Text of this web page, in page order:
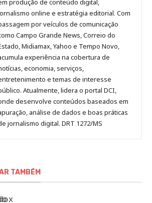
Pinterest
LinkedInInstagram
FacebookMalagolini
produção de conteúdo digital,
online e estratégia editorial. Com
por veículos de comunicação
Campo Grande News, Correio do
Midiamax, Yahoo e Tempo Novo,
experiência na cobertura de
economia, serviços,
e temas de interesse
Atualmente, lidera o portal DCI,
desenvolve conteúdos baseados em
análise de dados e boas práticas
jornalismo digital. DRT 1272/MS
TAMBÉM